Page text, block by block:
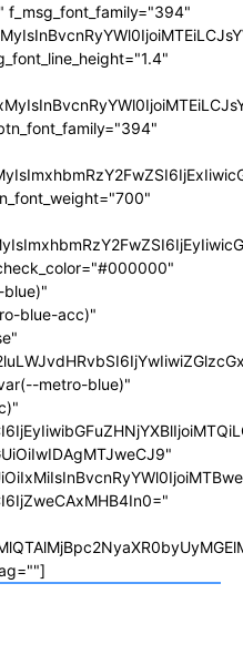
blue)"
blue-acc)"
metro-blue)"